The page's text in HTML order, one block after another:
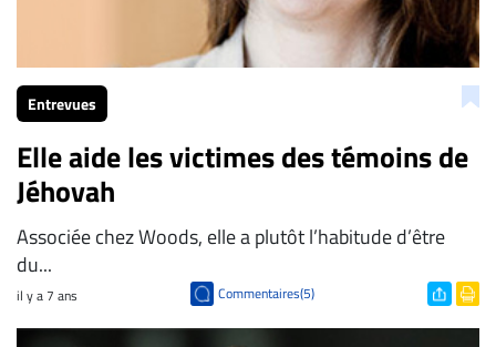
Publicité
Solutions de
recrutements
TROUVEZ-
NOUS
Nous
Entrevues
Elle aide les victimes des témoins de
Jéhovah
Associée chez Woods, elle a plutôt l’habitude d’être
du...
il y a 7 ans Commentaires(5)